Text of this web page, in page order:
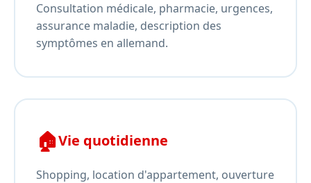
Consultation médicale, pharmacie, urgences,
assurance maladie, description des
symptômes en allemand.
🏠Vie quotidienne
Shopping, location d'appartement, ouverture